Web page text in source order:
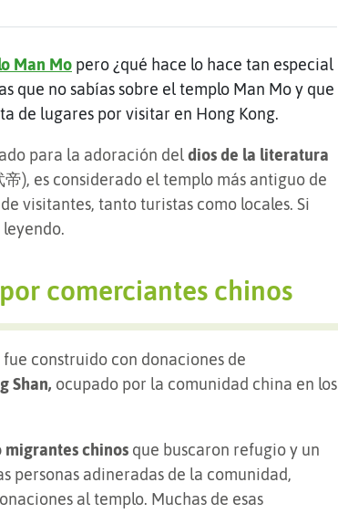
Man Mo pero ¿qué hace lo hace tan especial
que no sabías sobre el templo Man Mo y que
de lugares por visitar en Hong Kong.
para la adoración deldios de la literatura
帝), es considerado el templo más antiguo de
visitantes, tanto turistas como locales. Si
leyendo.
comerciantes chinos
construido con donaciones de
Shan, ocupado por la comunidad china en los
chinos que buscaron refugio y un
personas adineradas de la comunidad,
al templo. Muchas de esas